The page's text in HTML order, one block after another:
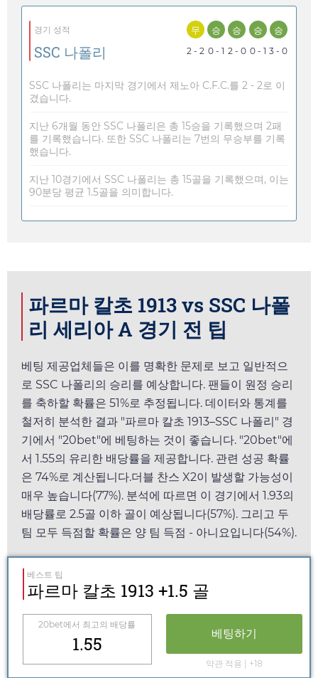
경기 성적
SSC 나폴리
무
2 - 2
승
0 - 1
승
2 - 0
승
0 - 1
승
3 - 0
SSC 나폴리는 마지막 경기에서 제노아 C.F.C.를 2 - 2로 이
겼습니다.
지난 6개월 동안 SSC 나폴리은 총 15승을 기록했으며 2패
를 기록했습니다. 또한 SSC 나폴리는 7번의 무승부를 기록
했습니다.
지난 10경기에서 SSC 나폴리는 총 15골을 기록했으며, 이는
90분당 평균 1.5골을 의미합니다.
파르마 칼초 1913 vs SSC 나폴
리 세리아 A 경기 전 팁
베팅 제공업체들은 이를 명확한 문제로 보고 일반적으
로 SSC 나폴리의 승리를 예상합니다. 팬들이 원정 승리
를 축하할 확률은 51%로 추정됩니다. 데이터와 통계를
철저히 분석한 결과 "파르마 칼초 1913–SSC 나폴리" 경
기에서 "20bet"에 베팅하는 것이 좋습니다. "20bet"에
서 1.55의 유리한 배당률을 제공합니다. 관련 성공 확률
은 74%로 계산됩니다.더블 찬스 X2이 발생할 가능성이
매우 높습니다(77%). 분석에 따르면 이 경기에서 1.93의
배당률로 2.5골 이하 골이 예상됩니다(57%). 그리고 두
팀 모두 득점할 확률은 양 팀 득점 - 아니요입니다(54%).
베스트 팁
파르마 칼초 1913 +1.5 골
20bet에서 최고의 배당률
1.55 베팅하기
약관 적용 | +18